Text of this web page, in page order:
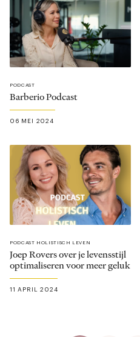
PODCAST
Barberio Podcast
06 MEI 2024
PODCAST HOLISTISCH LEVEN
Joep Rovers over je levensstijl
optimaliseren voor meer geluk
11 APRIL 2024